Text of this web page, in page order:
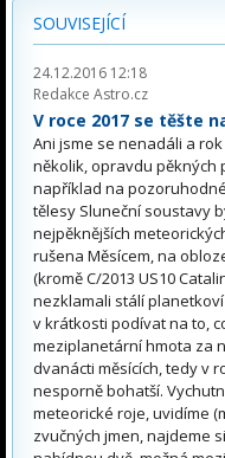
SOUVISEJÍCÍ
24.12.2016 12:18
Redakce Astro.cz
V roce 2017 se těšte
Ani jsme se nenadáli a
několik, opravdu pěkných
například na
tělesy Sluneční soustavy
nejpěknějších
rušena Měsícem, na
(kromě C/2013 US10
nezklamali stálí
v krátkosti podívat na to,
meziplanetární hmota za
dvanácti měsících, tedy v
nesporně bohatší.
meteorické roje, uvidíme
zvučných jmen, najdeme